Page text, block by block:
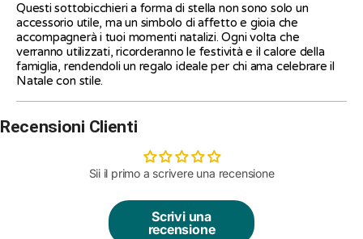
Questi sottobicchieri a forma di stella non sono solo un
accessorio utile, ma un simbolo di affetto e gioia che
accompagnerà i tuoi momenti natalizi. Ogni volta che
verranno utilizzati, ricorderanno le festività e il calore della
famiglia, rendendoli un regalo ideale per chi ama celebrare il
Natale con stile.
Recensioni Clienti
Sii il primo a scrivere una recensione
Scrivi una
recensione